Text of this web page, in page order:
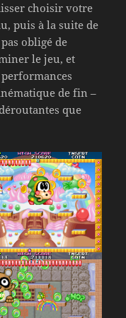
choisir votre
puis à la suite de
obligé de
le jeu, et
de fin –
que